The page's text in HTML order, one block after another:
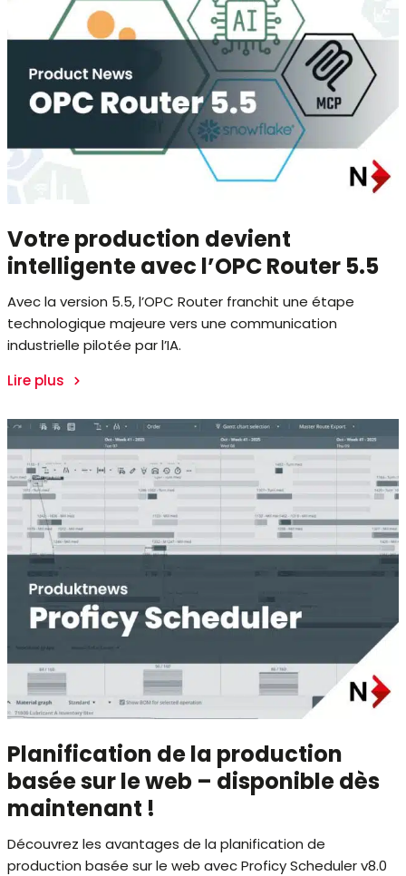
Votre production devient
intelligente avec l’OPC Router 5.5
Avec la version 5.5, l’OPC Router franchit une étape
technologique majeure vers une communication
industrielle pilotée par l’IA.
Lire plus
Planification de la production
basée sur le web – disponible dès
maintenant !
Découvrez les avantages de la planification de
production basée sur le web avec Proficy Scheduler v8.0